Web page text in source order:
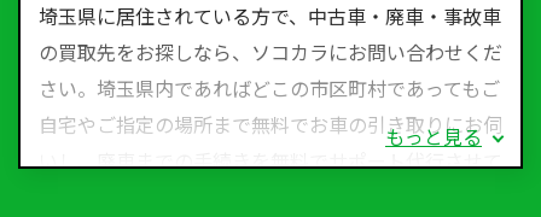
埼玉県に居住されている方で、中古車・廃車・事故車
の買取先をお探しなら、ソコカラにお問い合わせくだ
さい。埼玉県内であればどこの市区町村であってもご
自宅やご指定の場所まで無料でお車の引き取りにお伺
いし、廃車までの手続きを無料でサポート代行させて
もっと見る